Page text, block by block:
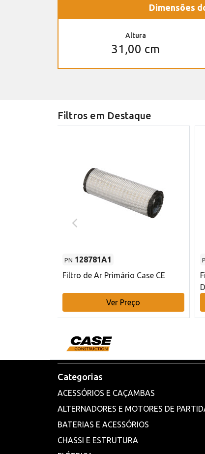
Dimensões
Altura
31,00 cm
Filtros em Destaque
PN 128781A1
Filtro de Ar Primário Case CE
Ver Preço
Categorias
ACESSÓRIOS E CAÇAMBAS
ALTERNADORES E MOTORES DE
BATERIAS E ACESSÓRIOS
CHASSI E ESTRUTURA